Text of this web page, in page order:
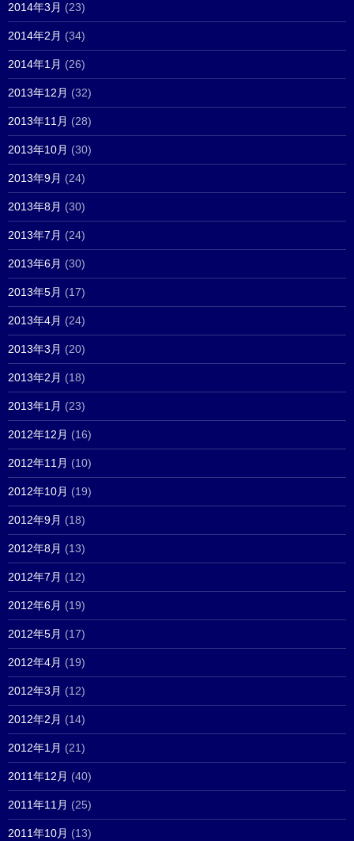
2014年3月 (23)
2014年2月 (34)
2014年1月 (26)
2013年12月 (32)
2013年11月 (28)
2013年10月 (30)
2013年9月 (24)
2013年8月 (30)
2013年7月 (24)
2013年6月 (30)
2013年5月 (17)
2013年4月 (24)
2013年3月 (20)
2013年2月 (18)
2013年1月 (23)
2012年12月 (16)
2012年11月 (10)
2012年10月 (19)
2012年9月 (18)
2012年8月 (13)
2012年7月 (12)
2012年6月 (19)
2012年5月 (17)
2012年4月 (19)
2012年3月 (12)
2012年2月 (14)
2012年1月 (21)
2011年12月 (40)
2011年11月 (25)
2011年10月 (13)